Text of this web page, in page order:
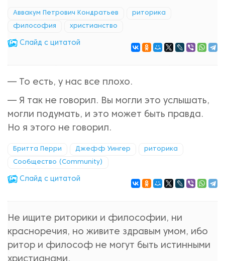
Аввакум Петрович Кондратьев риторика
философия христиaнствo
Cлайд с цитатой
— То есть, у нас все плохо.
— Я так не говорил. Вы могли это услышать,
могли подумать, и это может быть правда.
Но я этого не говорил.
Бритта Перри Джефф Уингер риторика
Сообщество (Community)
Cлайд с цитатой
Не ищите риторики и философии, ни
красноречия, но живите здравым умом, ибо
ритор и философ не могут быть истинными
христианами.